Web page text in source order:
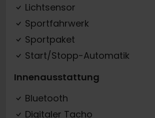
Lichtsensor
Sportfahrwerk
Sportpaket
Start/Stopp-Automatik
Innenausstattung
Bluetooth
Digitaler Tacho